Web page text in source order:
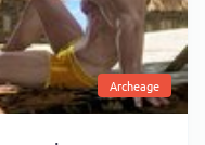
Archeage